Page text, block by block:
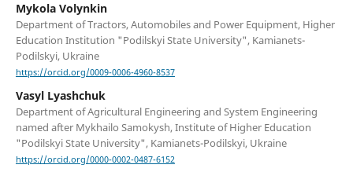
Mykola Volynkin
Department of Tractors, Automobiles and Power Equipment, Higher
Education Institution "Podilskyi State University", Kamianets-
Podilskyi, Ukraine
https://orcid.org/0009-0006-4960-8537
Vasyl Lyashchuk
Department of Agricultural Engineering and System Engineering
named after Mykhailo Samokysh, Institute of Higher Education
"Podilskyi State University", Kamianets-Podilskyi, Ukraine
https://orcid.org/0000-0002-0487-6152